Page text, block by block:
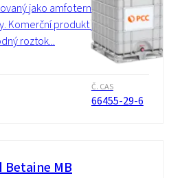
jako amfoterní
Komerční produkt je
roztok...
Č. CAS
66455-29-6
MB